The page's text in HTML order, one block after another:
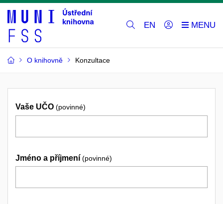
EN
O knihovně Konzultace
Vaše UČO (povinné)
Jméno a příjmení (povinné)